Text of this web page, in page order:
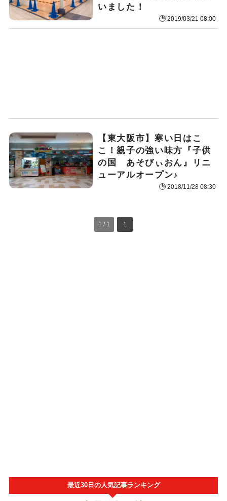
いました！
2019/03/21 08:00
【東大阪市】寒い日はこ
こ！親子の強い味方『子供
の国 あそびぃおん』リニ
ューアルオープン♪
2018/11/28 08:30
1 / 1 1
最近30日の人気記事ランキング